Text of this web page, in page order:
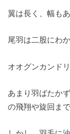
翼は長く、幅も
尾羽は二股にわ
オオグンカンド
あまり羽ばたか
の飛翔や旋回ま